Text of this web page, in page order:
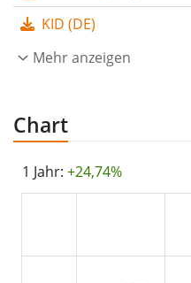
Der Invesco MSCI World
wurdeam 2. April 2009
KID (DE)
Mehr anzeigen
Chart
1 Jahr: +24,74%